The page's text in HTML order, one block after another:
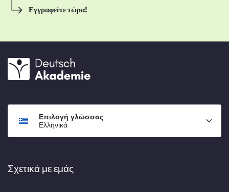
Εγγραφείτε τώρα!
Επιλογή γλώσσας
Ελληνικά
Σχετικά με εμάς